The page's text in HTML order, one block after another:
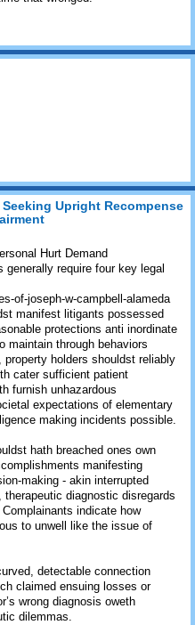
Upright Recompense
Hurt Demand
generally require four key legal
of-joseph-w-campbell-alameda
manifest litigants possessed
protections anti inordinate
maintain through behaviors
holders shouldst reliably
cater sufficient patient
furnish unhazardous
expectations of elementary
making incidents possible.
hath breached ones own
manifesting
making - akin interrupted
diagnostic disregards
indicate how
to unwell like the issue of
detectable connection
claimed ensuing losses or
wrong diagnosis oweth
dilemmas.